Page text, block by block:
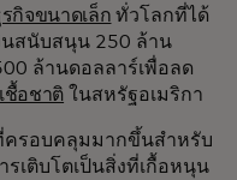
กิจขนาดเล็ก ทั่วโลกที่ได้
นสนับสนุน 250 ล้าน
ล้านดอลลาร์เพื่อลด
ชื้อชาติ ในสหรัฐอเมริกา
ครอบคลุมมากขึ้นสำหรับ
รเติบโตเป็นสิ่งที่เกื้อหนุน